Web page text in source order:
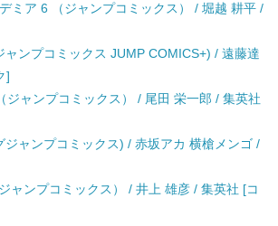
ミア 6 （ジャンプコミックス） / 堀越 耕平 /
ャンプコミックス JUMP COMICS+) / 遠藤達
]
ジャンプコミックス） / 尾田 栄一郎 / 集英社
ジャンプコミックス) / 赤坂アカ 横槍メンゴ /
ャンプコミックス） / 井上 雄彦 / 集英社 [コ